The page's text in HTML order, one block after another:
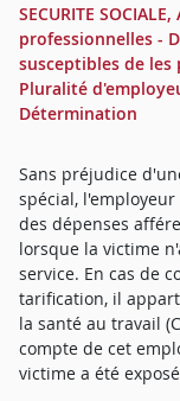
SECURITE
professionnelles -
susceptibles de
Pluralité
Détermination
Sans préjudice
spécial,
des dépenses
lorsque la victime
service. En cas de
tarification, il
la santé au travail
compte de cet
victime a été